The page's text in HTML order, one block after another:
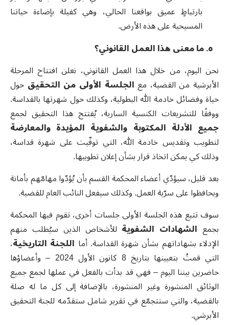
بارتباطٍ عميق بواقعنا الحالي، وهي كفيلة بإضاءة حياتنا
المسيحية على هذه الأرض.
نحن اليوم، من خلال هذا العمل القانوني، نعلن افتتاح المرحلة
الأبرشية من القضية، مع الجلسة الأولى من التحقيق حول
حياة وفضائل خادمة الله البطولية، وكذلك حول شهرتها بالقداسة.
ووفقًا للتشريعات الكنسية السارية، يُفتتح هذا التحقيق لجمع
جميع الأدلة المكتوبة والشفوية المؤيدة والمعارضة
لتطويب وتقديس خادمة الله، التي توفّيت على شهرة قداسة،
وذلك كي يمكن اتخاذ قرار بشأن إعلان تطويبها.
بعد قليل، سيؤدّي أعضاء المحكمة القسم بأن يُؤدّوا مهامّهم بأمانة
ويحافظوا على سرّية العمل. وكذلك سيفعل النائب العام للقضية.
سوف تتبع هذه الجلسة الأولى جلسات أخرى، تقوم فيها المحكمة
بجمع الشهادات الشفوية للأشخاص الذين سيُطلب منهم
الإدلاء بشهاداتهم بشأن شهرة القداسة. أما اللجنة التاريخية،
التي قمتُ بتعيينها بتاريخ 8 كانون الأول 2024 – وأعضاؤها
حاضرين بيننا اليوم – فهي قد بدأت بالفعل في عملها لجمع جميع
الوثائق المنشورة وغير المنشورة، بالإضافة إلى كل ما له صلة
بالقضية، والتي ستتجمّع في تقرير شامل ستقدّمه للجنة التحقيق
الأبرشي.